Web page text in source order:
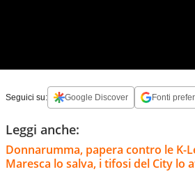
Seguici su: Google Discover Fonti
Leggi anche:
Donnarumma, papera contro le K-
Maresca lo salva, i tifosi del City lo